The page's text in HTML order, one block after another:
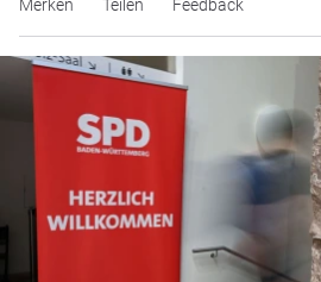
Merken Teilen Feedback